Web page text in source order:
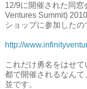
12/9に開催された同
Ventures Summit)
ショップに参加したの
http://
これだけ勇名をはせ
都で開催されるなんて
並です。